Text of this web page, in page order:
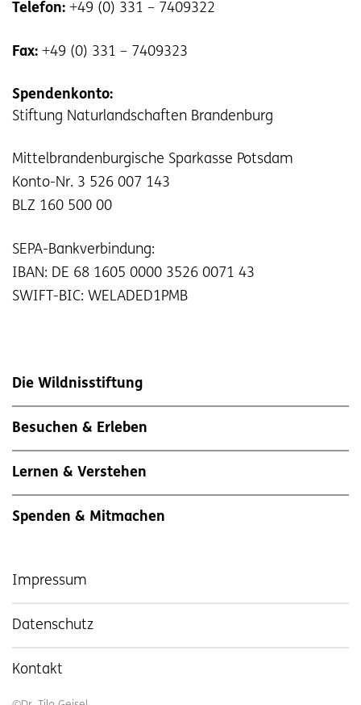
Telefon: +49 (0) 331 – 7409322
Fax: +49 (0) 331 – 7409323
Spendenkonto:
Stiftung Naturlandschaften Brandenburg
Mittelbrandenburgische Sparkasse Potsdam
Konto-Nr. 3 526 007 143
BLZ 160 500 00
SEPA-Bankverbindung:
IBAN: DE 68 1605 0000 3526 0071 43
SWIFT-BIC: WELADED1PMB
Die Wildnisstiftung
Besuchen & Erleben
Lernen & Verstehen
Spenden & Mitmachen
Impressum
Datenschutz
Kontakt